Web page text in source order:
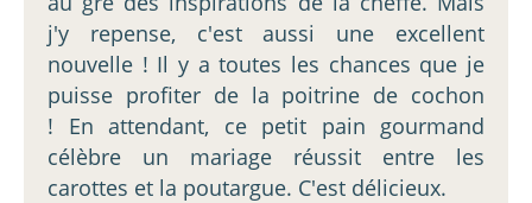
j'y repense, c'est aussi une excellent
nouvelle ! Il y a toutes les chances que je
puisse profiter de la poitrine de cochon
! En attendant, ce petit pain gourmand
célèbre un mariage réussit entre les
carottes et la poutargue. C'est délicieux.